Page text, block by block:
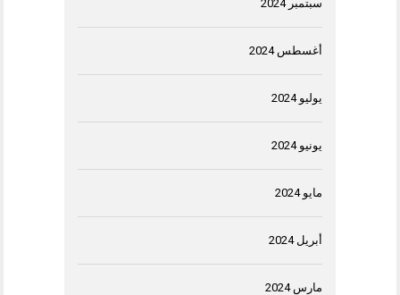
سبتمبر 2024
أغسطس 2024
يوليو 2024
يونيو 2024
مايو 2024
أبريل 2024
مارس 2024